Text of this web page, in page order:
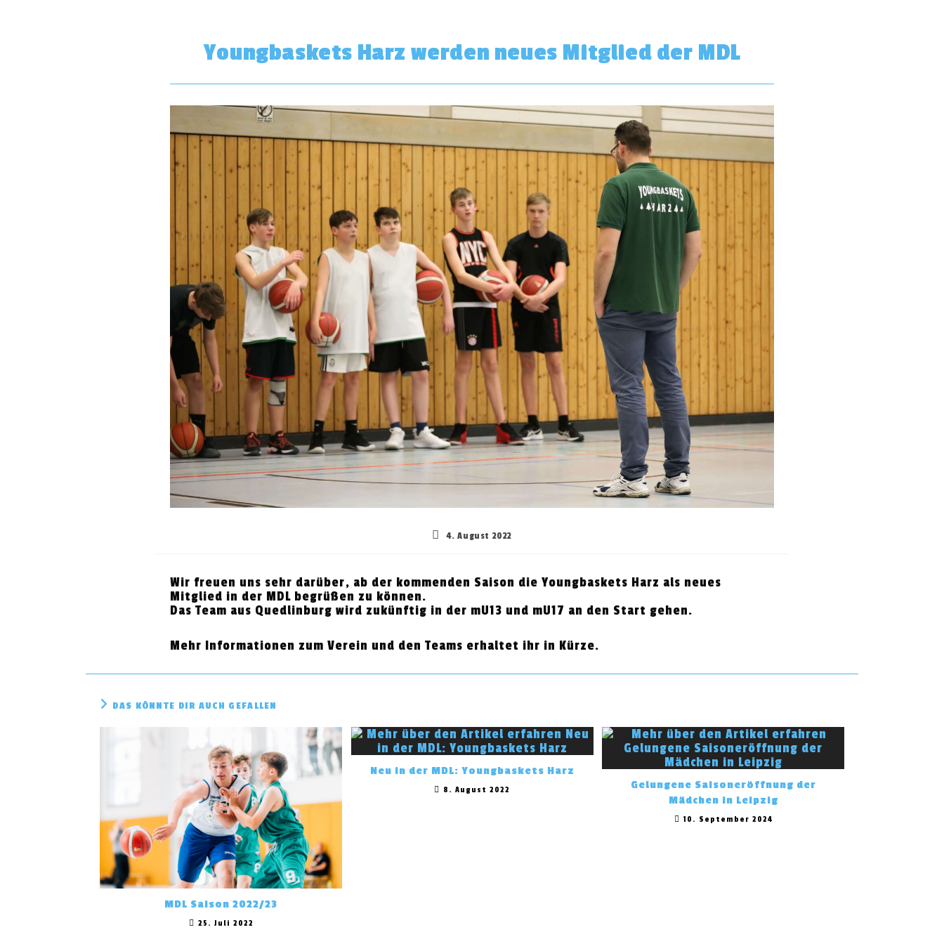
Youngbaskets Harz werden neues Mitglied der MDL
Beitrag
4. August 2022
Wir freuen uns sehr darüber, ab der kommenden Saison die Youngbaskets Harz als neues
Mitglied in der MDL begrüßen zu können.
Das Team aus Quedlinburg wird zukünftig in der mU13 und mU17 an den Start gehen.
Mehr Informationen zum Verein und den Teams erhaltet ihr in Kürze.
DAS KÖNNTE DIR AUCH GEFALLEN
MDL Saison 2022/23
25. Juli 2022
Neu in der MDL: Youngbaskets Harz
8. August 2022
Gelungene Saisoneröffnung der
Mädchen in Leipzig
10. September 2024